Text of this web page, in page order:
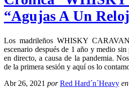
“Agujas A Un
Los madrileños WHISKY
escenario después de 1 año y medio
en directo, a causa de la pandemia.
de la primera sesión y aquí os lo
Abr 26, 2021 por Red Hard´n´Heavy en